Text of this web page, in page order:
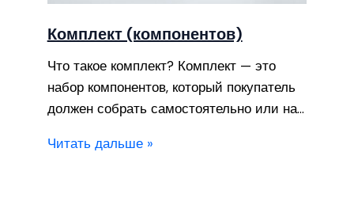
Комплект (компонентов)
Что такое комплект? Комплект — это
набор компонентов, который покупатель
должен собрать самостоятельно или на…
Читать дальше »